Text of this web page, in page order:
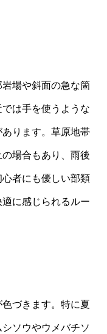
場や斜面の急な箇
は手を使うような
ります。草原地帯
場合もあり、雨後
者にも優しい部類
に感じられるルー
づきます。特に夏
ソウやウメバチソ